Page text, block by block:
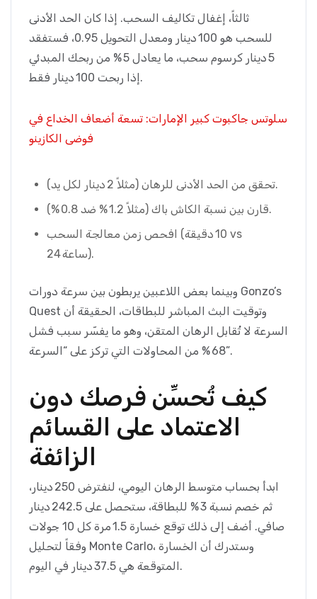
ثالثاً، إغفال تكاليف السحب. إذا كان الحد الأدنى
للسحب هو 100 دينار ومعدل التحويل 0.95، فستفقد
5 دينار كرسوم سحب، ما يعادل 5 % من ربحك المبدئي
إذا ربحت 100 دينار فقط.
سلوتس جاكبوت كبير الإمارات: تسعة أضعاف الخداع في
فوضى الكازينو
تحقق من الحد الأدنى للرهان (مثلاً 2 دينار لكل يد).
قارن بين نسبة الكاش باك (مثلاً 1.2 % ضد 0.8 %).
افحص زمن معالجة السحب (10 دقيقة vs
24 ساعة).
وبينما بعض اللاعبين يربطون بين سرعة دورات Gonzo’s
Quest وتوقيت البث المباشر للبطاقات، الحقيقة أن
السرعة لا تُقابل الرهان المتقن، وهو ما يفسّر سبب فشل
68 % من المحاولات التي تركز على “السرعة”.
كيف تُحسِّن فرصك دون
الاعتماد على القسائم
الزائفة
ابدأ بحساب متوسط الرهان اليومي، لنفترض 250 دينار،
ثم خصم نسبة 3 % للبطاقة، ستحصل على 242.5 دينار
صافي. أضف إلى ذلك توقع خسارة 1.5 مرة كل 10 جولات
وفقاً لتحليل Monte Carlo، وستدرك أن الخسارة
المتوقعة هي 37.5 دينار في اليوم.